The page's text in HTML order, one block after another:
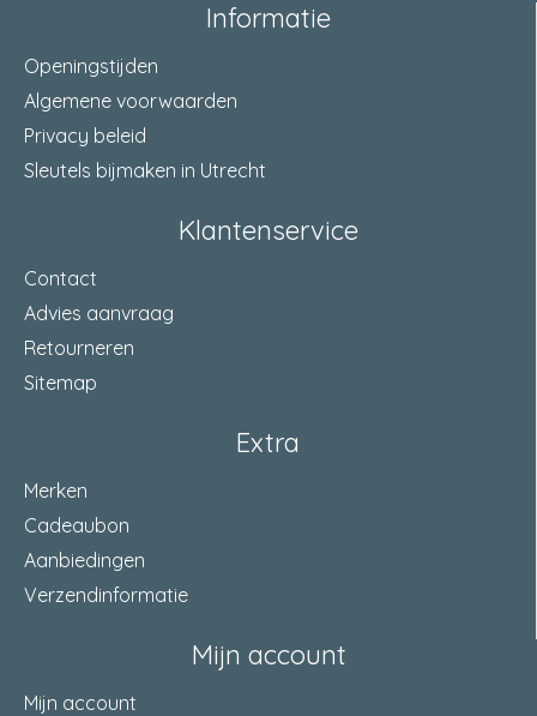
Informatie
Openingstijden
Algemene voorwaarden
Privacy beleid
Sleutels bijmaken in Utrecht
Klantenservice
Contact
Advies aanvraag
Retourneren
Sitemap
Extra
Merken
Cadeaubon
Aanbiedingen
Verzendinformatie
Mijn account
Mijn account